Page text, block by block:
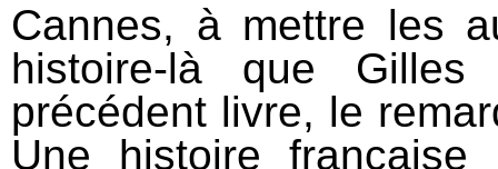
Cannes, à mettre les
histoire-là que
précédent livre, le
Une histoire